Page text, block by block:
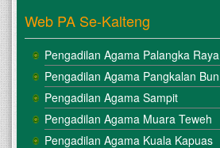
Web PA Se-Kalteng
Pengadilan Agama Palangka Raya
Pengadilan Agama Pangkalan Bun
Pengadilan Agama Sampit
Pengadilan Agama Muara Teweh
Pengadilan Agama Kuala Kapuas